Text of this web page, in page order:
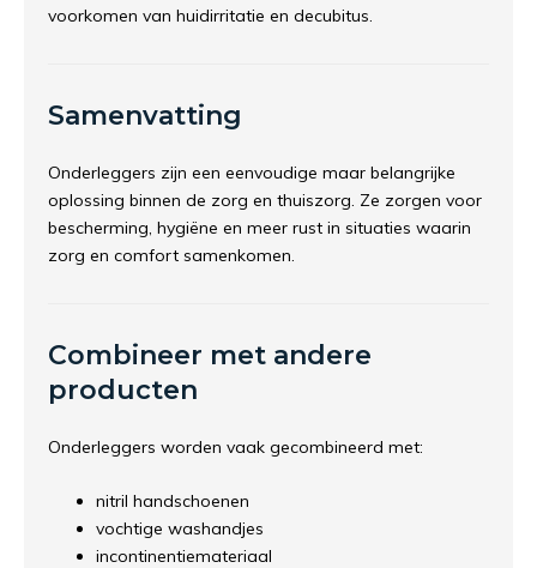
voorkomen van huidirritatie en decubitus.
Samenvatting
Onderleggers zijn een eenvoudige maar belangrijke
oplossing binnen de zorg en thuiszorg. Ze zorgen voor
bescherming, hygiëne en meer rust in situaties waarin
zorg en comfort samenkomen.
Combineer met andere
producten
Onderleggers worden vaak gecombineerd met:
nitril handschoenen
vochtige washandjes
incontinentiemateriaal